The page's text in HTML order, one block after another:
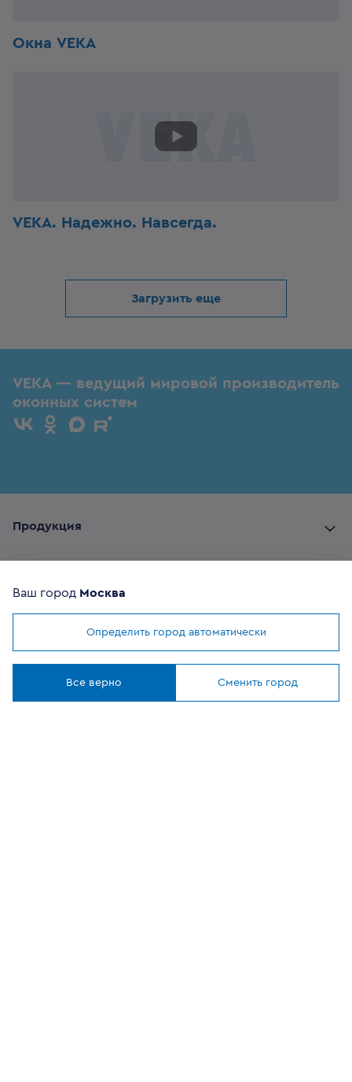
Окна VEKA
VEKA. Надежно. Навсегда.
Загрузить еще
Мы используем cookies
VEKA — ведущий мировой производитель
оконных систем
Продукция
Где купить
Ваш город Москва
Определить город автоматически
Все верно Сменить город